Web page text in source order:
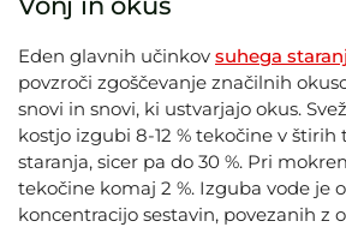
Eden glavnih učinkov suhega
povzroči zgoščevanje značilnih
snovi in snovi, ki ustvarjajo okus.
kostjo izgubi 8-12 % tekočine v
staranja, sicer pa do 30 %. Pri
tekočine komaj 2 %. Izguba vode je
koncentracijo sestavin, povezanih z